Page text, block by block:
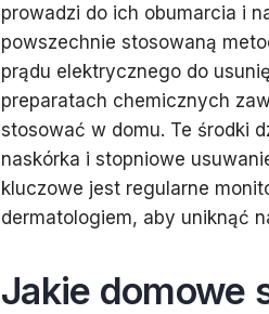
prowadzi do ich obumarcia i
powszechnie stosowaną
prądu elektrycznego do
preparatach chemicznych
stosować w domu. Te środki
naskórka i stopniowe
kluczowe jest regularne
dermatologiem, aby uniknąć
Jakie domowe